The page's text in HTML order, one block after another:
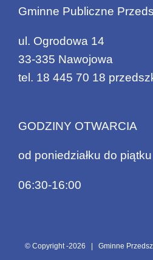
Gminne Publiczne
ul. Ogrodowa 14
33-335 Nawojowa
tel. 18 445 70 18
GODZINY OTWARCIA
od poniedziałku do piątku
06:30-16:00
© Copyright -2026 | Gminne